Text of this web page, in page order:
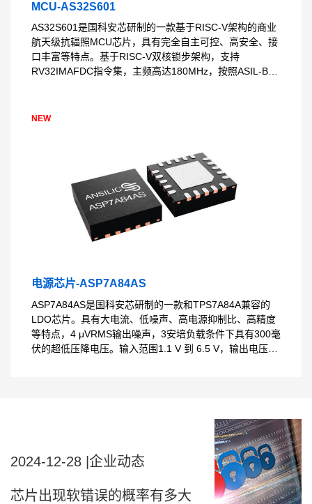
MCU-AS32S601
AS32S601是国科安芯研制的一款基于RISC-V架构的商业
航天级抗辐照MCU芯片，具有完全自主可控、高安全、接
口丰富等特点。基于RISC-V双核锁步架构，支持
RV32IMAFDC指令集，主频高达180MHz，按照ASIL-B功
于商业航天等高安全需求场景。提供国产化证明，芯片设
NEW
电源芯片-ASP7A84AS
ASP7A84AS是国科安芯研制的一款和TPS7A84A兼容的
LDO芯片。具有大电流、低噪声、高电源抑制比、高精度
等特点，4 μVRMS输出噪声，3安培负载条件下具有300毫
伏的超低压降电压。输入范围1.1 V 到 6.5 V，输出电压范
2024-12-28 企业动态
芯片出现软错误的概率有多大